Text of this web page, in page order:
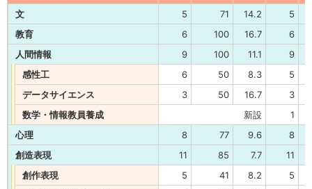
文
5 71 14.2
5
教育
6 100 16.7
6
人間情報
9 100 11.1
9
感性工
6 50 8.3
5
データサイエンス
3 50 16.7
3
数学・情報教員養成
新設
1
心理
8 77 9.6
8
創造表現
11 85 7.7
11
創作表現
5 41 8.2
5